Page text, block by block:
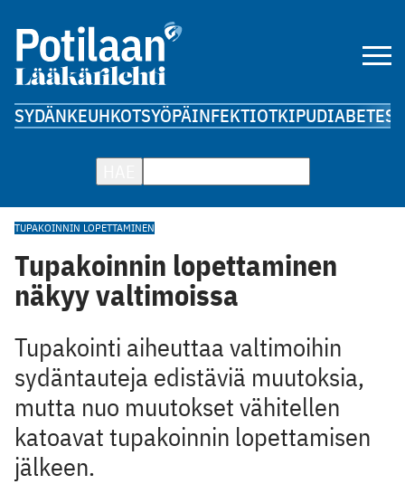
SYDÄNKEUHKOTSYÖPÄINFEKTIOTKIPUDIABETES
TUPAKOINNIN LOPETTAMINEN
Tupakoinnin lopettaminen
näkyy valtimoissa
Tupakointi aiheuttaa valtimoihin
sydäntauteja edistäviä muutoksia,
mutta nuo muutokset vähitellen
katoavat tupakoinnin lopettamisen
jälkeen.